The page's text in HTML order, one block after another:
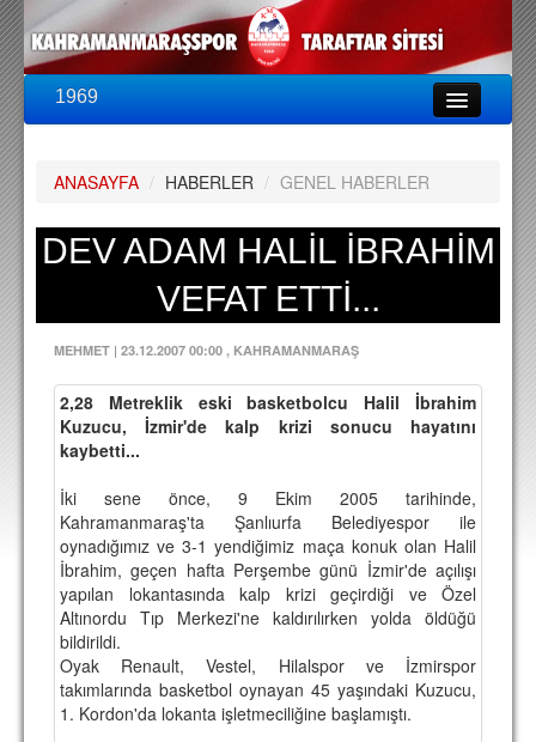
1969
PUAN DURUMU
FİKSTÜR
A TAKIM KADROSU
TEKNİK KADRO
TRANSFERLER
TARAFTAR
BİLETLER
DEPLASMAN
LİSANSLI ÜRÜNLER
MULTİMEDYA
FOTOĞRAF & VİDEOLAR
MARŞ & TEZAHÜRATLAR
ANASAYFA / HABERLER / GENEL HABERLER
DEV ADAM HALİL İBRAHİM
VEFAT ETTİ...
MEHMET | 23.12.2007 00:00 , KAHRAMANMARAŞ
2,28 Metreklik eski basketbolcu Halil İbrahim
Kuzucu, İzmir'de kalp krizi sonucu hayatını
kaybetti...
İki sene önce, 9 Ekim 2005 tarihinde,
Kahramanmaraş'ta Şanlıurfa Belediyespor ile
oynadığımız ve 3-1 yendiğimiz maça konuk olan Halil
İbrahim, geçen hafta Perşembe günü İzmir'de açılışı
yapılan lokantasında kalp krizi geçirdiği ve Özel
Altınordu Tıp Merkezi'ne kaldırılırken yolda öldüğü
bildirildi.
Oyak Renault, Vestel, Hilalspor ve İzmirspor
takımlarında basketbol oynayan 45 yaşındaki Kuzucu,
1. Kordon'da lokanta işletmeciliğine başlamıştı.